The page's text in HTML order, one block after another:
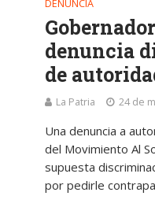
DENUNCIA
denuncia
de
La Patria 24 de
Una denuncia a
del Movimiento Al
supuesta
por pedirle